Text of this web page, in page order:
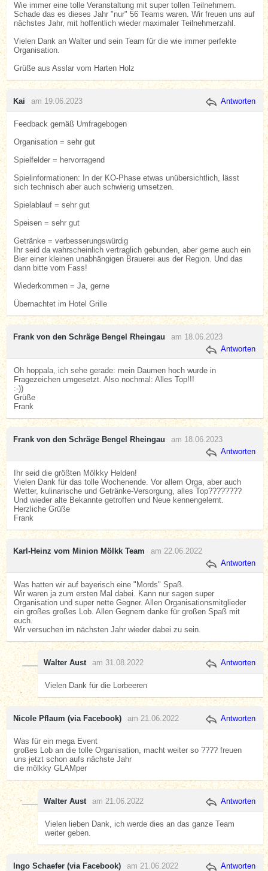
Wie immer eine tolle Veranstaltung mit super tollen Teilnehmern.
Schade das es dieses Jahr "nur" 56 Teams waren. Wir freuen uns auf
nächstes Jahr, mit hoffentlich wieder maximaler Teilnehmerzahl.
Vielen Dank an Walter und sein Team für die wie immer perfekte
Organisation.
Grüße aus Asslar vom Harten Holz
Kai am 19.06.2023 Antworten
Feedback gemäß Umfragebogen
Organisation = sehr gut
Spielfelder = hervorragend
Spielinformationen: In der KO-Phase etwas unübersichtlich, lässt
sich technisch aber auch schwierig umsetzen.
Spielablauf = sehr gut
Speisen = sehr gut
Getränke = verbesserungswürdig
Ihr seid da wahrscheinlich vertraglich gebunden, aber gerne auch ein
Bier einer kleinen unabhängigen Brauerei aus der Region. Und das
dann bitte vom Fass!
Wiederkommen = Ja, gerne
Übernachtet im Hotel Grille
Frank von den Schräge Bengel Rheingau
am 18.06.2023
Antworten
Oh hoppala, ich sehe gerade: mein Daumen hoch wurde in
Fragezeichen umgesetzt. Also nochmal: Alles Top!!!
:-))
Grüße
Frank
Frank von den Schräge Bengel Rheingau
am 18.06.2023
Antworten
Ihr seid die größten Mölkky Helden!
Vielen Dank für das tolle Wochenende. Vor allem Orga, aber auch
Wetter, kulinarische und Getränke-Versorgung, alles Top????????
Und wieder alte Bekannte getroffen und Neue kennengelernt.
Herzliche Grüße
Frank
Karl-Heinz vom Minion Mölkk Team
am 22.06.2022
Antworten
Was hatten wir auf bayerisch eine "Mords" Spaß.
Wir waren ja zum ersten Mal dabei. Kann nur sagen super
Organisation und super nette Gegner. Allen Organisationsmitglieder
ein großes großes Lob. Allen Gegnern danke für großen Spaß mit
euch.
Wir versuchen im nächsten Jahr wieder dabei zu sein.
Walter Aust am 31.08.2022 Antworten
Vielen Dank für die Lorbeeren
Nicole Pflaum (via Facebook) am 21.06.2022 Antworten
Was für ein mega Event
großes Lob an die tolle Organisation, macht weiter so ???? freuen
uns jetzt schon aufs nächste Jahr
die mölkky GLAMper
Walter Aust am 21.06.2022 Antworten
Vielen lieben Dank, ich werde dies an das ganze Team
weiter geben.
Ingo Schaefer (via Facebook) am 21.06.2022 Antworten